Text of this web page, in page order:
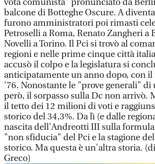
vota comunista" pronunciato da
balcone di Botteghe Oscure. A
furono amministratori poi rimasti
Petroselli a Roma, Renato Zangheri a
Novelli a Torino. Il Pci si trovò al
regioni e nelle prime cinque città
accusò il colpo e la legislatura si
anticipatamente un anno dopo, con il
'76. Nonostante le "prove generali" di
però, il sorpasso sulla Dc non arrivò.
il tetto dei 12 milioni di voti e
storico del 34,3%. Da lì (e dalle
nascita dell'Andreotti III sulla
"non sfiducia" del Pci e la stagione
storico. Ma questa è un'altra storia.
Greco)